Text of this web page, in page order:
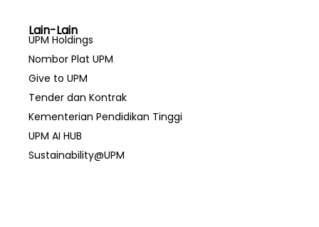
Lain-Lain
UPM Holdings
Nombor Plat UPM
Give to UPM
Tender dan Kontrak
Kementerian Pendidikan Tinggi
UPM AI HUB
Sustainability@UPM